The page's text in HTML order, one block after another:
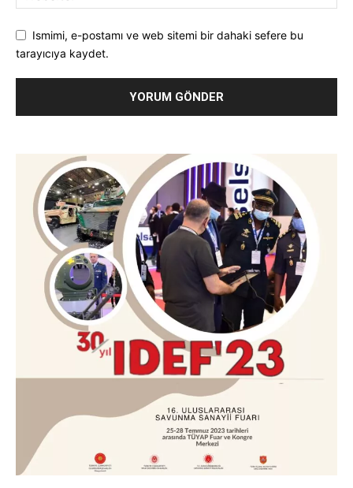
Ismimi, e-postamı ve web sitemi bir dahaki sefere bu
tarayıcıya kaydet.